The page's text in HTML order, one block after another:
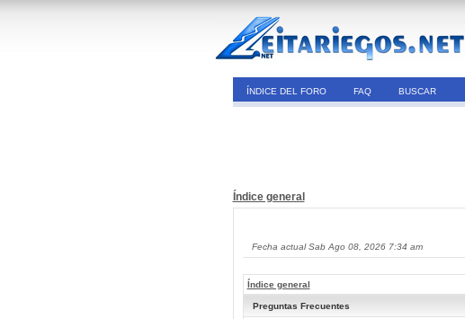
ÍNDICE DEL FORO FAQ BUSCAR
Índice general
Fecha actual Sab Ago 08, 2026 7:34 am
Índice general
Preguntas Frecuentes